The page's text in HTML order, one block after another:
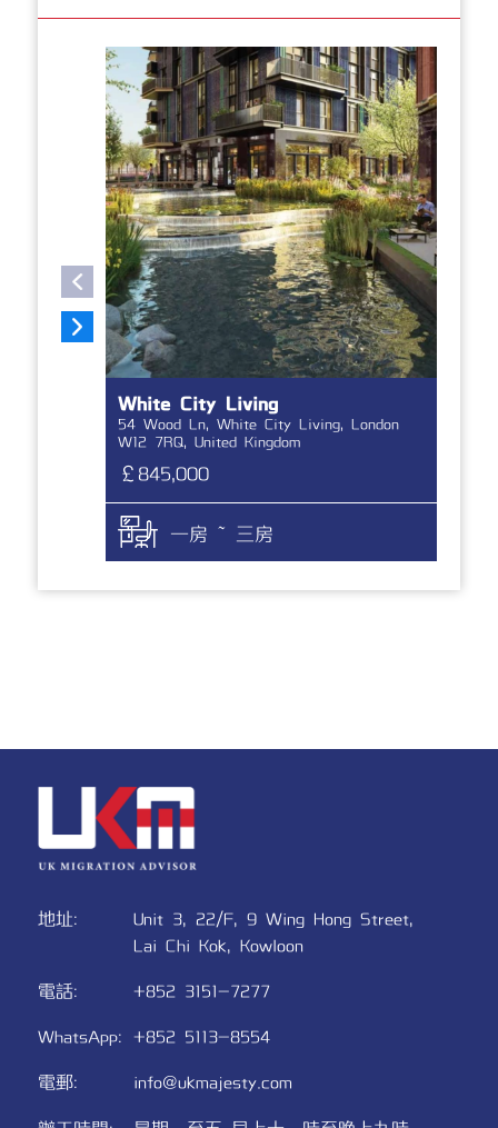
White City Living
54 Wood Ln, White City Living, London
W12 7RQ, United Kingdom
￡845,000
一房 ~ 三房
地址:​ Unit 3, 22/F, 9 Wing Hong Street,
Lai Chi Kok, Kowloon
電話: +852 3151-7277
WhatsApp: +852 5113-8554
電郵:​ info@ukmajesty.com